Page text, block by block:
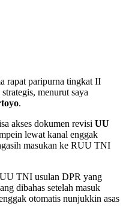
rapat paripurna tingkat II
menurut saya
.
akses dokumen revisi UU
lewat kanal enggak
masukan ke RUU TNI
TNI usulan DPR yang
dibahas setelah masuk
otomatis nunjukkin asas